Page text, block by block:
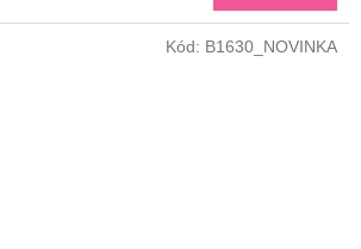
Kód: B1630_NOVINKA